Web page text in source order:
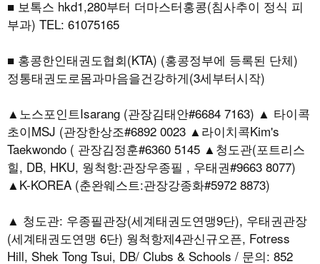
■ 보톡스 hkd1,280부터 더마스터홍콩(침사추이 정식 피
부과) TEL: 61075165
■ 홍콩한인태권도협회(KTA) (홍콩정부에 등록된 단체)
정통태권도로몸과마음을건강하게(3세부터시작)
▲노스포인트Isarang (관장김태안#6684 7163) ▲ 타이콕
초이MSJ (관장한상조#6892 0023 ▲라이치콕Kim's
Taekwondo ( 관장김정훈#6360 5145 ▲청도관(포트리스
힐, DB, HKU, 웡척항:관장우종필 , 우태권#9663 8077)
▲K-KOREA (춘완웨스트:관장강종화#5972 8873)
▲ 청도관: 우종필관장(세계태권도연맹9단), 우태권관장
(세계태권도연맹 6단) 웡척항제4관신규오픈, Fotress
Hill, Shek Tong Tsui, DB/ Clubs & Schools / 문의: 852